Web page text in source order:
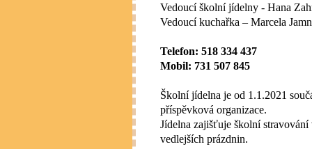
Vedoucí školní jídelny - Hana
Vedoucí kuchařka – Marcela
Telefon: 518 334 437
Mobil: 731 507 845
Školní jídelna je od 1.1.2021
příspěvková organizace.
Jídelna zajišťuje školní
vedlejších prázdnin.